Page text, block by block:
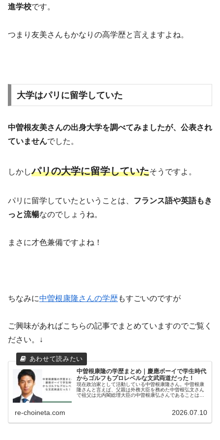
進学校です。
つまり友美さんもかなりの高学歴と言えますよね。
大学はパリに留学していた
中曽根友美さんの出身大学を調べてみましたが、公表され
ていませんでした。
しかしパリの大学に留学していたそうですよ。
パリに留学していたということは、 フランス語や英語もき
っと流暢なのでしょうね。
まさに才色兼備ですよね！
ちなみに中曽根康隆さんの学歴もすごいのですが
ご興味があればこちらの記事でまとめていますのでご覧く
ださい。↓
中曽根康隆の学歴まとめ｜慶應ボーイで学生時代
からゴルフもプロレベルな文武両道だった！
現在政治家として活動している中曽根康隆さん。中曽根康
隆さんと言えば、父親は外務大臣を務めた中曽根弘文さん
で祖父は元内閣総理大臣の中曽根康弘さんであることは有
re-choineta.com 2026.07.10